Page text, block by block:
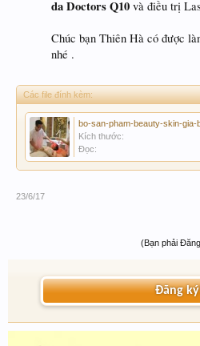
da Doctors Q10 và điều trị
Chúc bạn Thiên Hà có được
nhé .
Các file đính kèm:
Kích thước:
Đọc:
23/6/17
(Bạn phải
Đăng